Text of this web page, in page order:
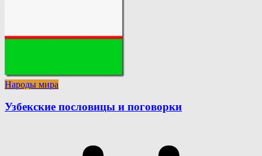
Народы мира
Узбекские пословицы и поговорки